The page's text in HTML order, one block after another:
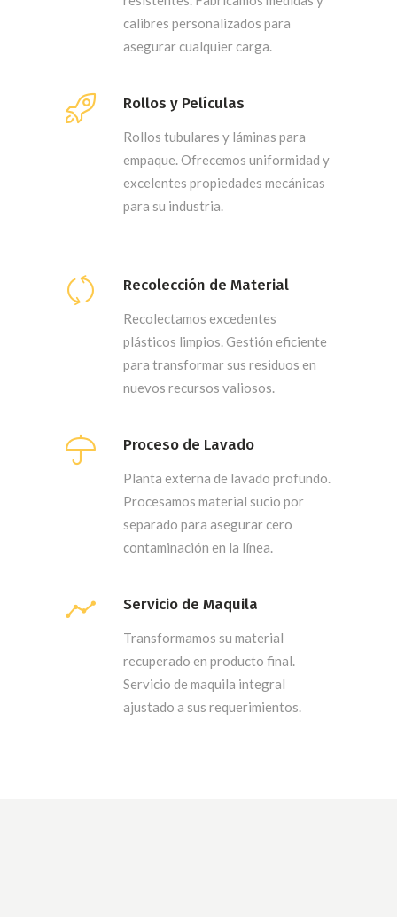
calibres personalizados para
asegurar cualquier carga.
Rollos y Películas
Rollos tubulares y láminas para
empaque. Ofrecemos uniformidad y
excelentes propiedades mecánicas
para su industria.
Recolección de Material
Recolectamos excedentes
plásticos limpios. Gestión eficiente
para transformar sus residuos en
nuevos recursos valiosos.
Proceso de Lavado
Planta externa de lavado profundo.
Procesamos material sucio por
separado para asegurar cero
contaminación en la línea.
Servicio de Maquila
Transformamos su material
recuperado en producto final.
Servicio de maquila integral
ajustado a sus requerimientos.